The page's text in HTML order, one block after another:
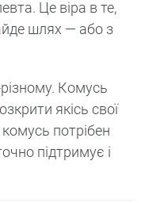
Це віра в те,
шлях — або з
Комусь
якісь свої
потрібен
підтримує і